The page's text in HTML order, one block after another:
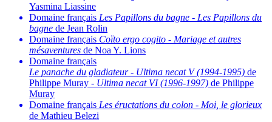
Yasmina Liassine
Domaine français Les Papillons du bagne - Les Papillons du
bagne de Jean Rolin
Domaine français Coïto ergo cogito - Mariage et autres
mésaventures de Noa Y. Lions
Domaine français
Le panache du gladiateur - Ultima necat V (1994-1995) de
Philippe Muray - Ultima necat VI (1996-1997) de Philippe
Muray
Domaine français Les éructations du colon - Moi, le glorieux
de Mathieu Belezi